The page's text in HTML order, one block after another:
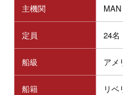
主機関
定員 24名
船級 アメ
船籍 リベ